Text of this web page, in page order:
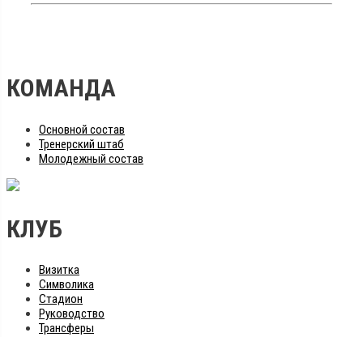
КОМАНДА
Основной состав
Тренерский штаб
Молодежный состав
КЛУБ
Визитка
Символика
Стадион
Руководство
Трансферы